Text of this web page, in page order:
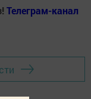
Телеграм-канал